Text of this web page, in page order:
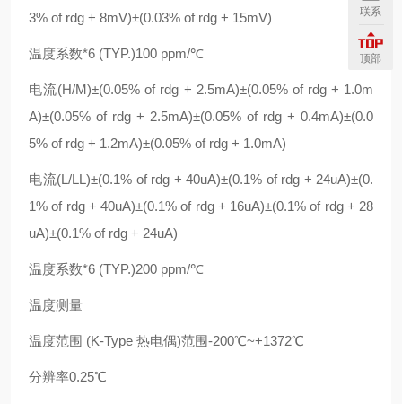
3% of rdg + 8mV)±(0.03% of rdg + 15mV)
温度系数*6 (TYP.)100 ppm/℃
电流(H/M)±(0.05% of rdg + 2.5mA)±(0.05% of rdg + 1.0m
A)±(0.05% of rdg + 2.5mA)±(0.05% of rdg + 0.4mA)±(0.0
5% of rdg + 1.2mA)±(0.05% of rdg + 1.0mA)
电流(L/LL)±(0.1% of rdg + 40uA)±(0.1% of rdg + 24uA)±(0.
1% of rdg + 40uA)±(0.1% of rdg + 16uA)±(0.1% of rdg + 28
uA)±(0.1% of rdg + 24uA)
温度系数*6 (TYP.)200 ppm/℃
温度测量
温度范围 (K-Type 热电偶)范围-200℃~+1372℃
分辨率0.25℃
联系
顶部